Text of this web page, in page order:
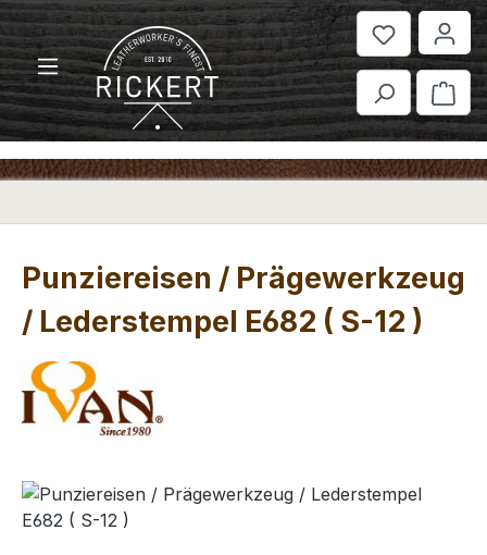
Zum Hauptinhalt springen
Punziereisen / Prägewerkzeug
/ Lederstempel E682 ( S-12 )
Bildergalerie überspringen